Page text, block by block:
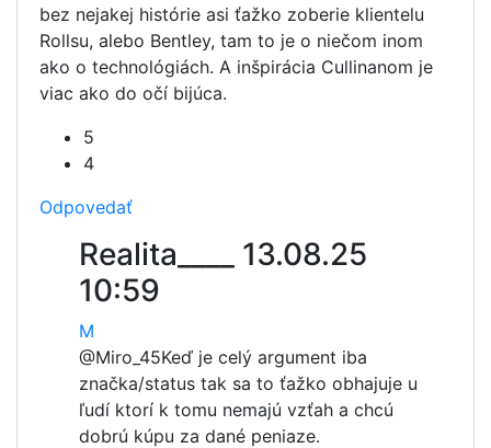
bez nejakej histórie asi ťažko zoberie klientelu
Rollsu, alebo Bentley, tam to je o niečom inom
ako o technológiách. A inšpirácia Cullinanom je
viac ako do očí bijúca.
5
4
Odpovedať
Realita____ 13.08.25
10:59
M
@Miro_45Keď je celý argument iba
značka/status tak sa to ťažko obhajuje u
ľudí ktorí k tomu nemajú vzťah a chcú
dobrú kúpu za dané peniaze.